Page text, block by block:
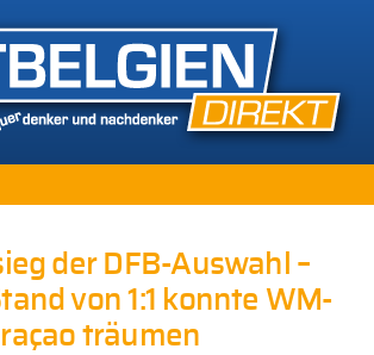
der DFB-Auswahl –
von 1:1 konnte WM-
träumen